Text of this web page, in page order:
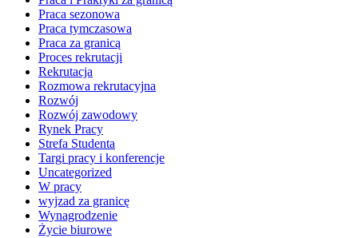
Praca sezonowa
Praca tymczasowa
Praca za granicą
Proces rekrutacji
Rekrutacja
Rozmowa rekrutacyjna
Rozwój
Rozwój zawodowy
Rynek Pracy
Strefa Studenta
Targi pracy i konferencje
Uncategorized
W pracy
wyjzad za granicę
Wynagrodzenie
Życie biurowe